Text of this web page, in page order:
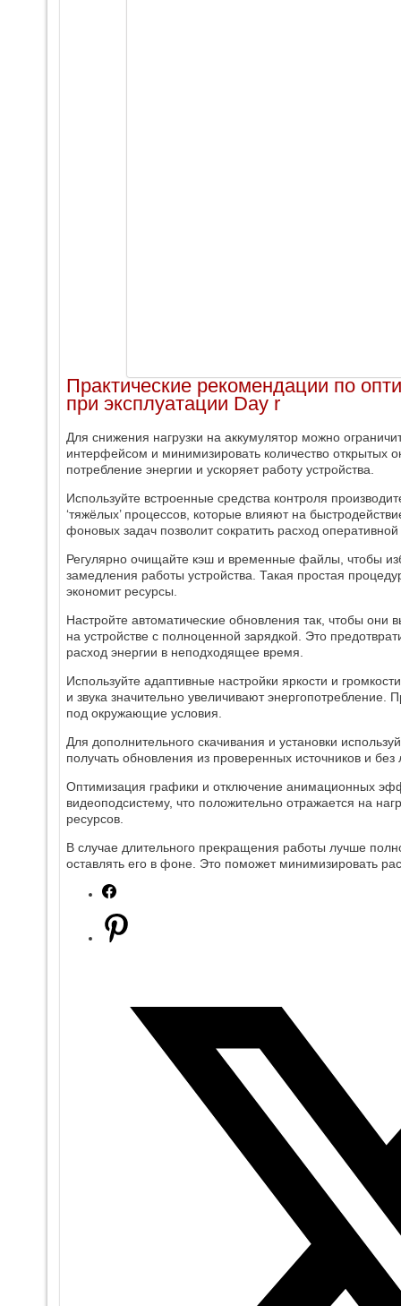
Практические рекомендации по
при эксплуатации Day r
Для снижения нагрузки на аккумулятор можно
интерфейсом и минимизировать количество открытых
потребление энергии и ускоряет работу устройства.
Используйте встроенные средства контроля
‘тяжёлых’ процессов, которые влияют на
фоновых задач позволит сократить расход
Регулярно очищайте кэш и временные файлы, чтобы
замедления работы устройства. Такая простая
экономит ресурсы.
Настройте автоматические обновления так, чтобы они
на устройстве с полноценной зарядкой. Это
расход энергии в неподходящее время.
Используйте адаптивные настройки яркости и
и звука значительно увеличивают энергопотребление.
под окружающие условия.
Для дополнительного скачивания и установки
получать обновления из проверенных источников и
Оптимизация графики и отключение анимационных
видеоподсистему, что положительно отражается на
ресурсов.
В случае длительного прекращения работы лучше
оставлять его в фоне. Это поможет минимизировать